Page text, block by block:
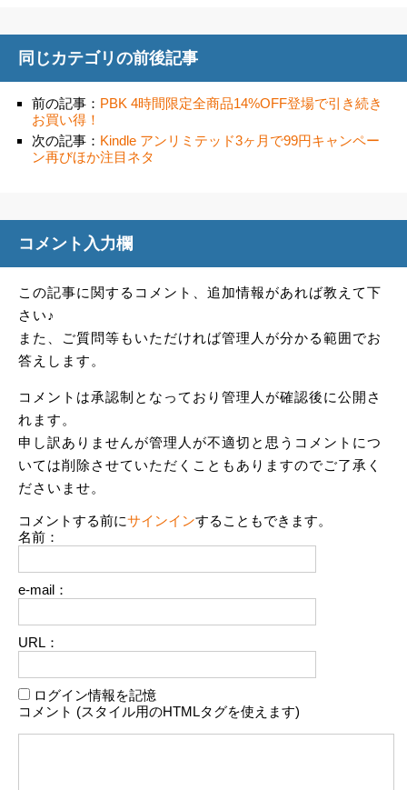
同じカテゴリの前後記事
前の記事： PBK 4時間限定全商品14%OFF登場で引き続き
お買い得！
次の記事： Kindle アンリミテッド3ヶ月で99円キャンペー
ン再びほか注目ネタ
コメント入力欄
この記事に関するコメント、追加情報があれば教えて下
さい♪
また、ご質問等もいただければ管理人が分かる範囲でお
答えします。
コメントは承認制となっており管理人が確認後に公開さ
れます。
申し訳ありませんが管理人が不適切と思うコメントにつ
いては削除させていただくこともありますのでご了承く
ださいませ。
コメントする前にサインインすることもできます。
名前：
e-mail：
URL：
ログイン情報を記憶
コメント (スタイル用のHTMLタグを使えます)